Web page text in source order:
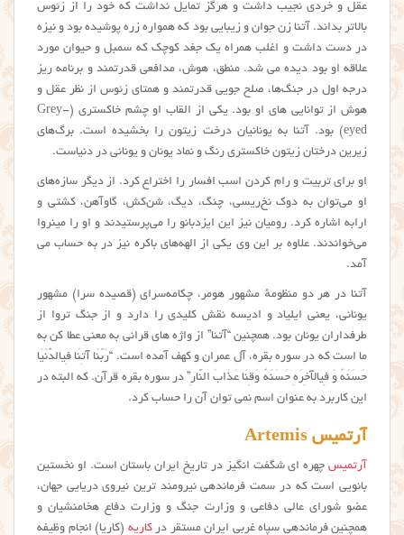
عقل و خردی نجیب داشت و هرگز تمایل نداشت که خود را از زئوس
بالاتر بداند. آتنا زن جوان و زیبایی بود که همواره زره پوشیده بود و نیزه
در دست داشت و اغلب همراه یک جغد کوچک که سمبل و حیوان مورد
علاقه او بود دیده می شد. منطق، هوش، مدافعی قدرتمند و برنامه ریز
درجه اول در جنگ‌ها، صلح جویی قدرتمند و همتای زئوس از نظر عقل و
هوش از توانایی های او بود. یکی از القاب او چشم خاکستری (Grey-
eyed) بود. آتنا به یونانیان درخت زیتون را بخشیده است. برگ‌های
زیرین درختان زیتون خاکستری رنگ و نماد یونان و یونانی در دنیاست.
او برای تربیت و رام کردن اسب افسار را اختراع کرد. از دیگر سازه‌های
او می‌توان به دوک نخ‌ریسی، چنگ، دیگ، شن‌کش، گاوآهن، کشتی و
ارابه اشاره کرد. رومیان نیز این ایزدبانو را می‌پرستیدند و او را مینروا
می‌خواندند. علاوه بر این وی یکی از الهه‌های باکره نیز در به حساب می
آمد.
آتنا در هر دو منظومهٔ مشهور هومر، چکامه‌سرای (قصیده سرا) مشهور
یونانی، یعنی ایلیاد و ادیسه نقش کلیدی را دارد و از جنگ تروا از
طرفداران یونان بود. همچنین “آتنا” از واژه های قرانی به معنی عطا کن به
ما است که در سوره بقره، آل عمران و کهف آمده است. “رَبَّنَا آتِنَا فِی‏الدُّنْیَا
حَسَنَهً وَ فِی‏الآخِرَهِ حَسَنَهً وَقِنَا عَذَابَ النَّارِ” در سوره بقره قرآن. که البته در
این کاربرد به عنوان اسم نمی توان آن را حساب کرد.
آرتمیس Artemis
آرتمیس چهره ای شگفت انگیز در تاریخ ایران باستان است. او نخستین
بانویی است که در سمت فرماندهی نیرومند ترین نیروی دریایی جهان،
عضو شورای عالی دفاعی و وزارت جنگ و وزارت دفاع هخامنشیان و
همچنین فرماندهی سپاه غربی ایران مستقر درکاریه (کاریا) انجام وظیفه